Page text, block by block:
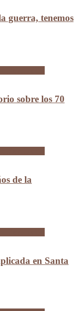
guerra, tenemos
sobre los 70
de la
en Santa